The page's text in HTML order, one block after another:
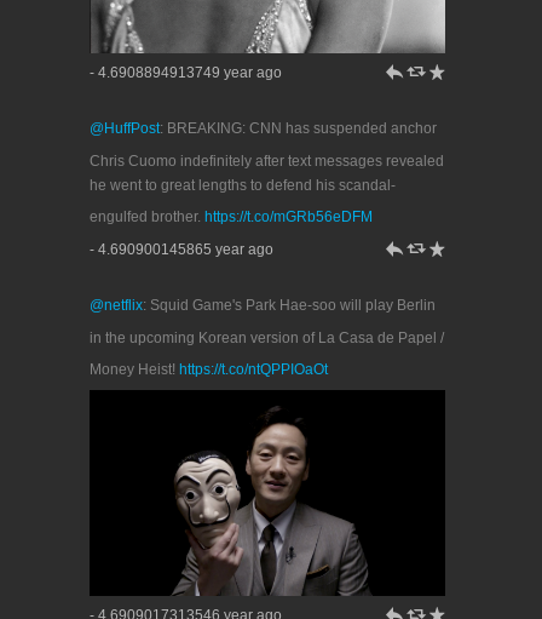
- 4.6908894913749 year ago h J R
@HuffPost: BREAKING: CNN has suspended anchor
Chris Cuomo indefinitely after text messages revealed
he went to great lengths to defend his scandal-
engulfed brother. https://t.co/mGRb56eDFM
- 4.690900145865 year ago
h J R
@netflix: Squid Game's Park Hae-soo will play Berlin
in the upcoming Korean version of La Casa de Papel /
Money Heist! https://t.co/ntQPPIOaOt
- 4.6909017313546 year ago h J R